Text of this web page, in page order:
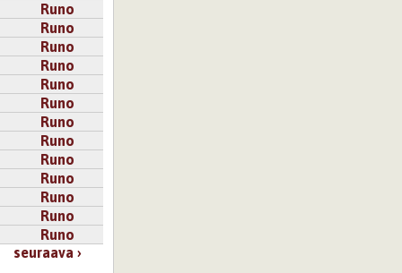
Runo
Runo
Runo
Runo
Runo
Runo
Runo
Runo
Runo
Runo
Runo
Runo
Runo
seuraava ›